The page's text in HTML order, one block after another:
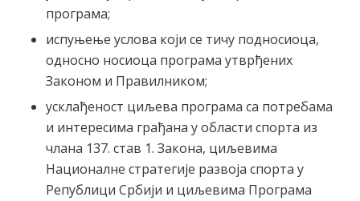
програма;
испуњење услова који се тичу подносиоца,
односно носиоца програма утврђених
Законом и Правилником;
усклађеност циљева програма са потребама
и интересима грађана у области спорта из
члана 137. став 1. Закона, циљевима
Националне стратегије развоја спорта у
Републици Србији и циљевима Програма